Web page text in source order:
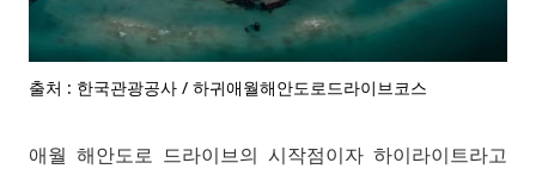
출처 : 한국관광공사 / 하귀애월해안도로드라이브코스
애월 해안도로 드라이브의 시작점이자 하이라이트라고